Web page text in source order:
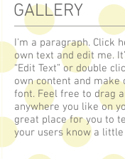
GALLERY
I'm a paragraph. Click
own text and edit me.
“Edit Text” or double
own content and make
font. Feel free to drag
anywhere you like on
great place for you to
your users know a